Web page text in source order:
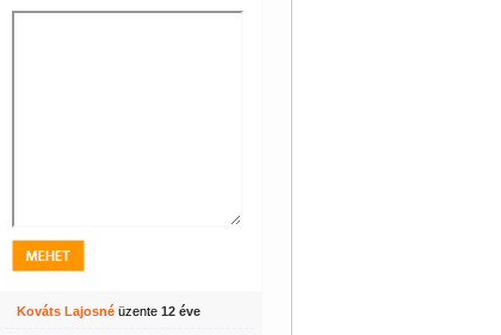
Kováts Lajosnéüzente 12 éve